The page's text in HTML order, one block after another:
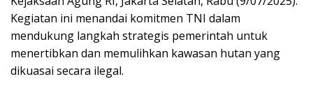
Kegiatan ini menandai komitmen TNI dalam
mendukung langkah strategis pemerintah untuk
menertibkan dan memulihkan kawasan hutan yang
dikuasai secara ilegal.